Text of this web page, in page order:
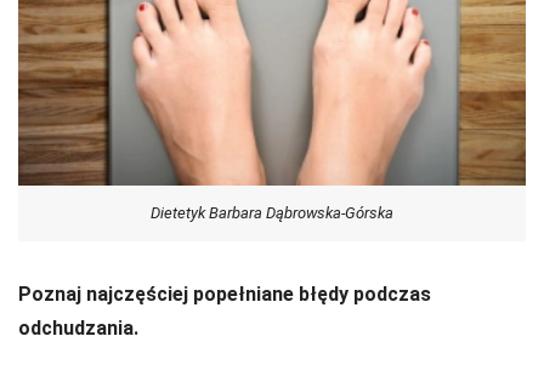
Dietetyk Barbara Dąbrowska-Górska
Poznaj najczęściej popełniane błędy podczas
odchudzania.